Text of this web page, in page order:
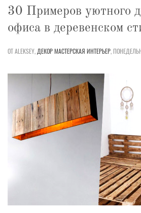
30 Примеров уютного
офиса в деревенском
ОТ ALEKSEY, ДЕКОРМАСТЕРСКАЯ ИНТЕРЬЕР,